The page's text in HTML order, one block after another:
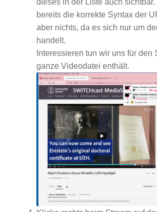
dieses in der Liste auch
bereits die korrekte Syntax der
aber nichts, da es sich nur um
handelt.
Interessieren tun wir uns für den
ganze Videodatei enthält.